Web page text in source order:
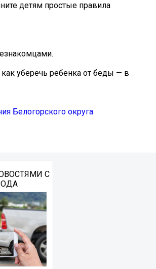
детям простые правила
уберечь ребенка от беды — в
Белогорского округа
С